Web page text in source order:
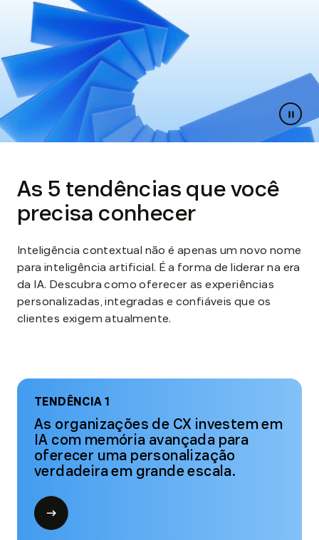
slides
As 5 tendências que você
precisa conhecer
Inteligência contextual não é apenas um novo nome
para inteligência artificial. É a forma de liderar na era
da IA. Descubra como oferecer as experiências
personalizadas, integradas e confiáveis que os
clientes exigem atualmente.
TENDÊNCIA 1
As organizações de CX investem em
IA com memória avançada para
oferecer uma personalização
verdadeira em grande escala.
Open
modal